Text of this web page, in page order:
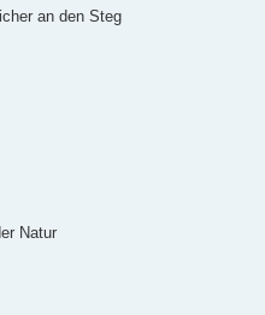
an den Steg
Natur